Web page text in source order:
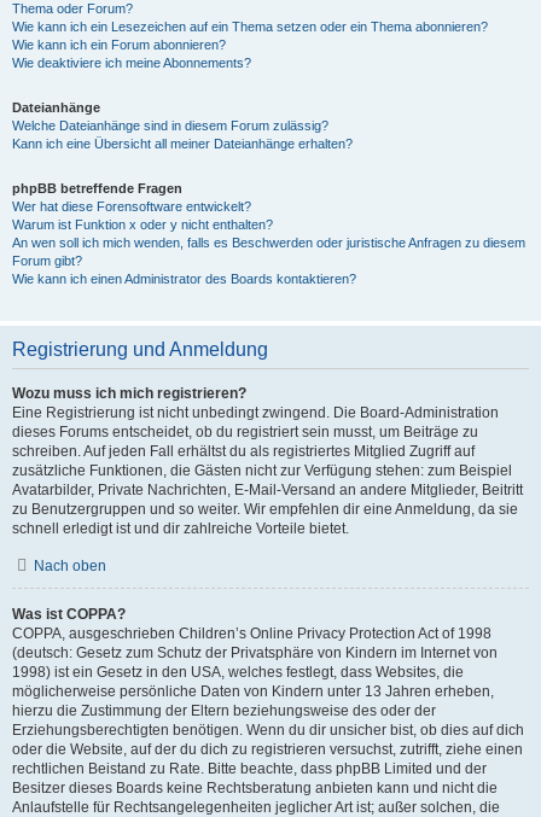
Thema oder Forum?
Wie kann ich ein Lesezeichen auf ein Thema setzen oder ein Thema abonnieren?
Wie kann ich ein Forum abonnieren?
Wie deaktiviere ich meine Abonnements?
Dateianhänge
Welche Dateianhänge sind in diesem Forum zulässig?
Kann ich eine Übersicht all meiner Dateianhänge erhalten?
phpBB betreffende Fragen
Wer hat diese Forensoftware entwickelt?
Warum ist Funktion x oder y nicht enthalten?
An wen soll ich mich wenden, falls es Beschwerden oder juristische Anfragen zu diesem
Forum gibt?
Wie kann ich einen Administrator des Boards kontaktieren?
Registrierung und Anmeldung
Wozu muss ich mich registrieren?
Eine Registrierung ist nicht unbedingt zwingend. Die Board-Administration
dieses Forums entscheidet, ob du registriert sein musst, um Beiträge zu
schreiben. Auf jeden Fall erhältst du als registriertes Mitglied Zugriff auf
zusätzliche Funktionen, die Gästen nicht zur Verfügung stehen: zum Beispiel
Avatarbilder, Private Nachrichten, E-Mail-Versand an andere Mitglieder, Beitritt
zu Benutzergruppen und so weiter. Wir empfehlen dir eine Anmeldung, da sie
schnell erledigt ist und dir zahlreiche Vorteile bietet.
Nach oben
Was ist COPPA?
COPPA, ausgeschrieben Children’s Online Privacy Protection Act of 1998
(deutsch: Gesetz zum Schutz der Privatsphäre von Kindern im Internet von
1998) ist ein Gesetz in den USA, welches festlegt, dass Websites, die
möglicherweise persönliche Daten von Kindern unter 13 Jahren erheben,
hierzu die Zustimmung der Eltern beziehungsweise des oder der
Erziehungsberechtigten benötigen. Wenn du dir unsicher bist, ob dies auf dich
oder die Website, auf der du dich zu registrieren versuchst, zutrifft, ziehe einen
rechtlichen Beistand zu Rate. Bitte beachte, dass phpBB Limited und der
Besitzer dieses Boards keine Rechtsberatung anbieten kann und nicht die
Anlaufstelle für Rechtsangelegenheiten jeglicher Art ist; außer solchen, die